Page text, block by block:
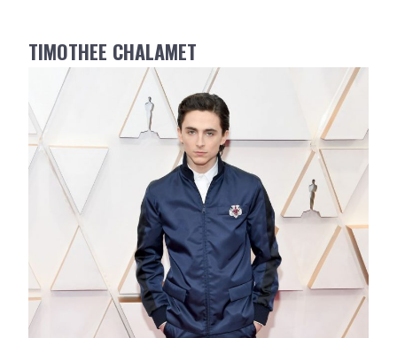
TIMOTHEE CHALAMET